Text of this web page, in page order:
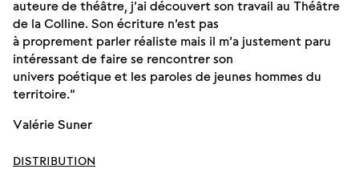
auteure de théâtre, j’ai découvert son travail au Théâtre
de la Colline. Son écriture n’est pas
à proprement parler réaliste mais il m’a justement paru
intéressant de faire se rencontrer son
univers poétique et les paroles de jeunes hommes du
territoire.”
Valérie Suner
DISTRIBUTION